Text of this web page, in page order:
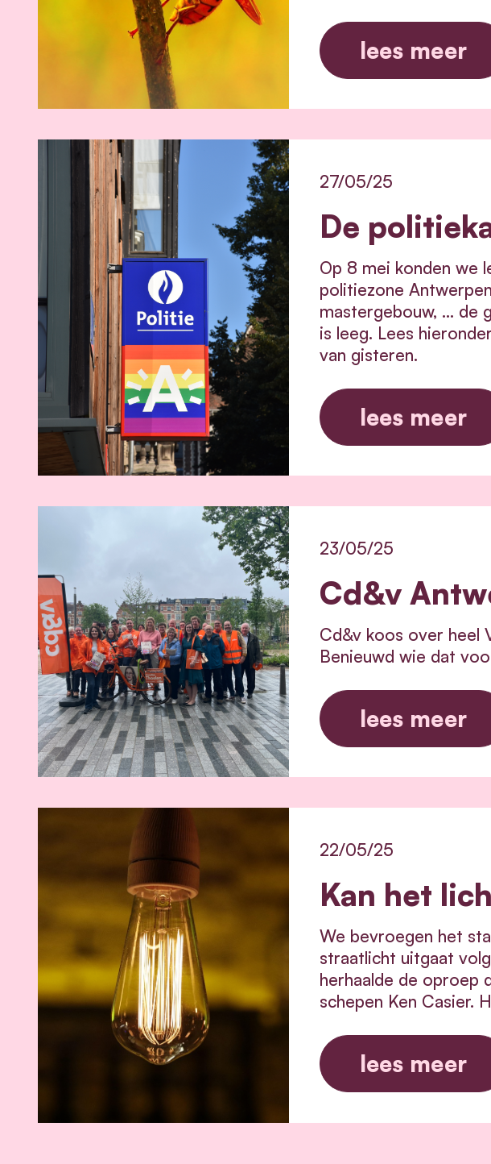
lees meer
De
27/05/25
Op 8 mei konden we
politiezone
mastergebouw, … de
is leeg. Lees
van gisteren.
lees meer
Cd&v
23/05/25
Cd&v koos over heel
Benieuwd wie dat
lees meer
Kan het
22/05/25
We bevroegen het
straatlicht uitgaat
herhaalde de oproep
schepen Ken Casier.
lees meer